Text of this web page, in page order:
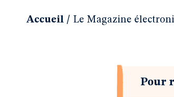
Accueil / Le Magazine
Pour